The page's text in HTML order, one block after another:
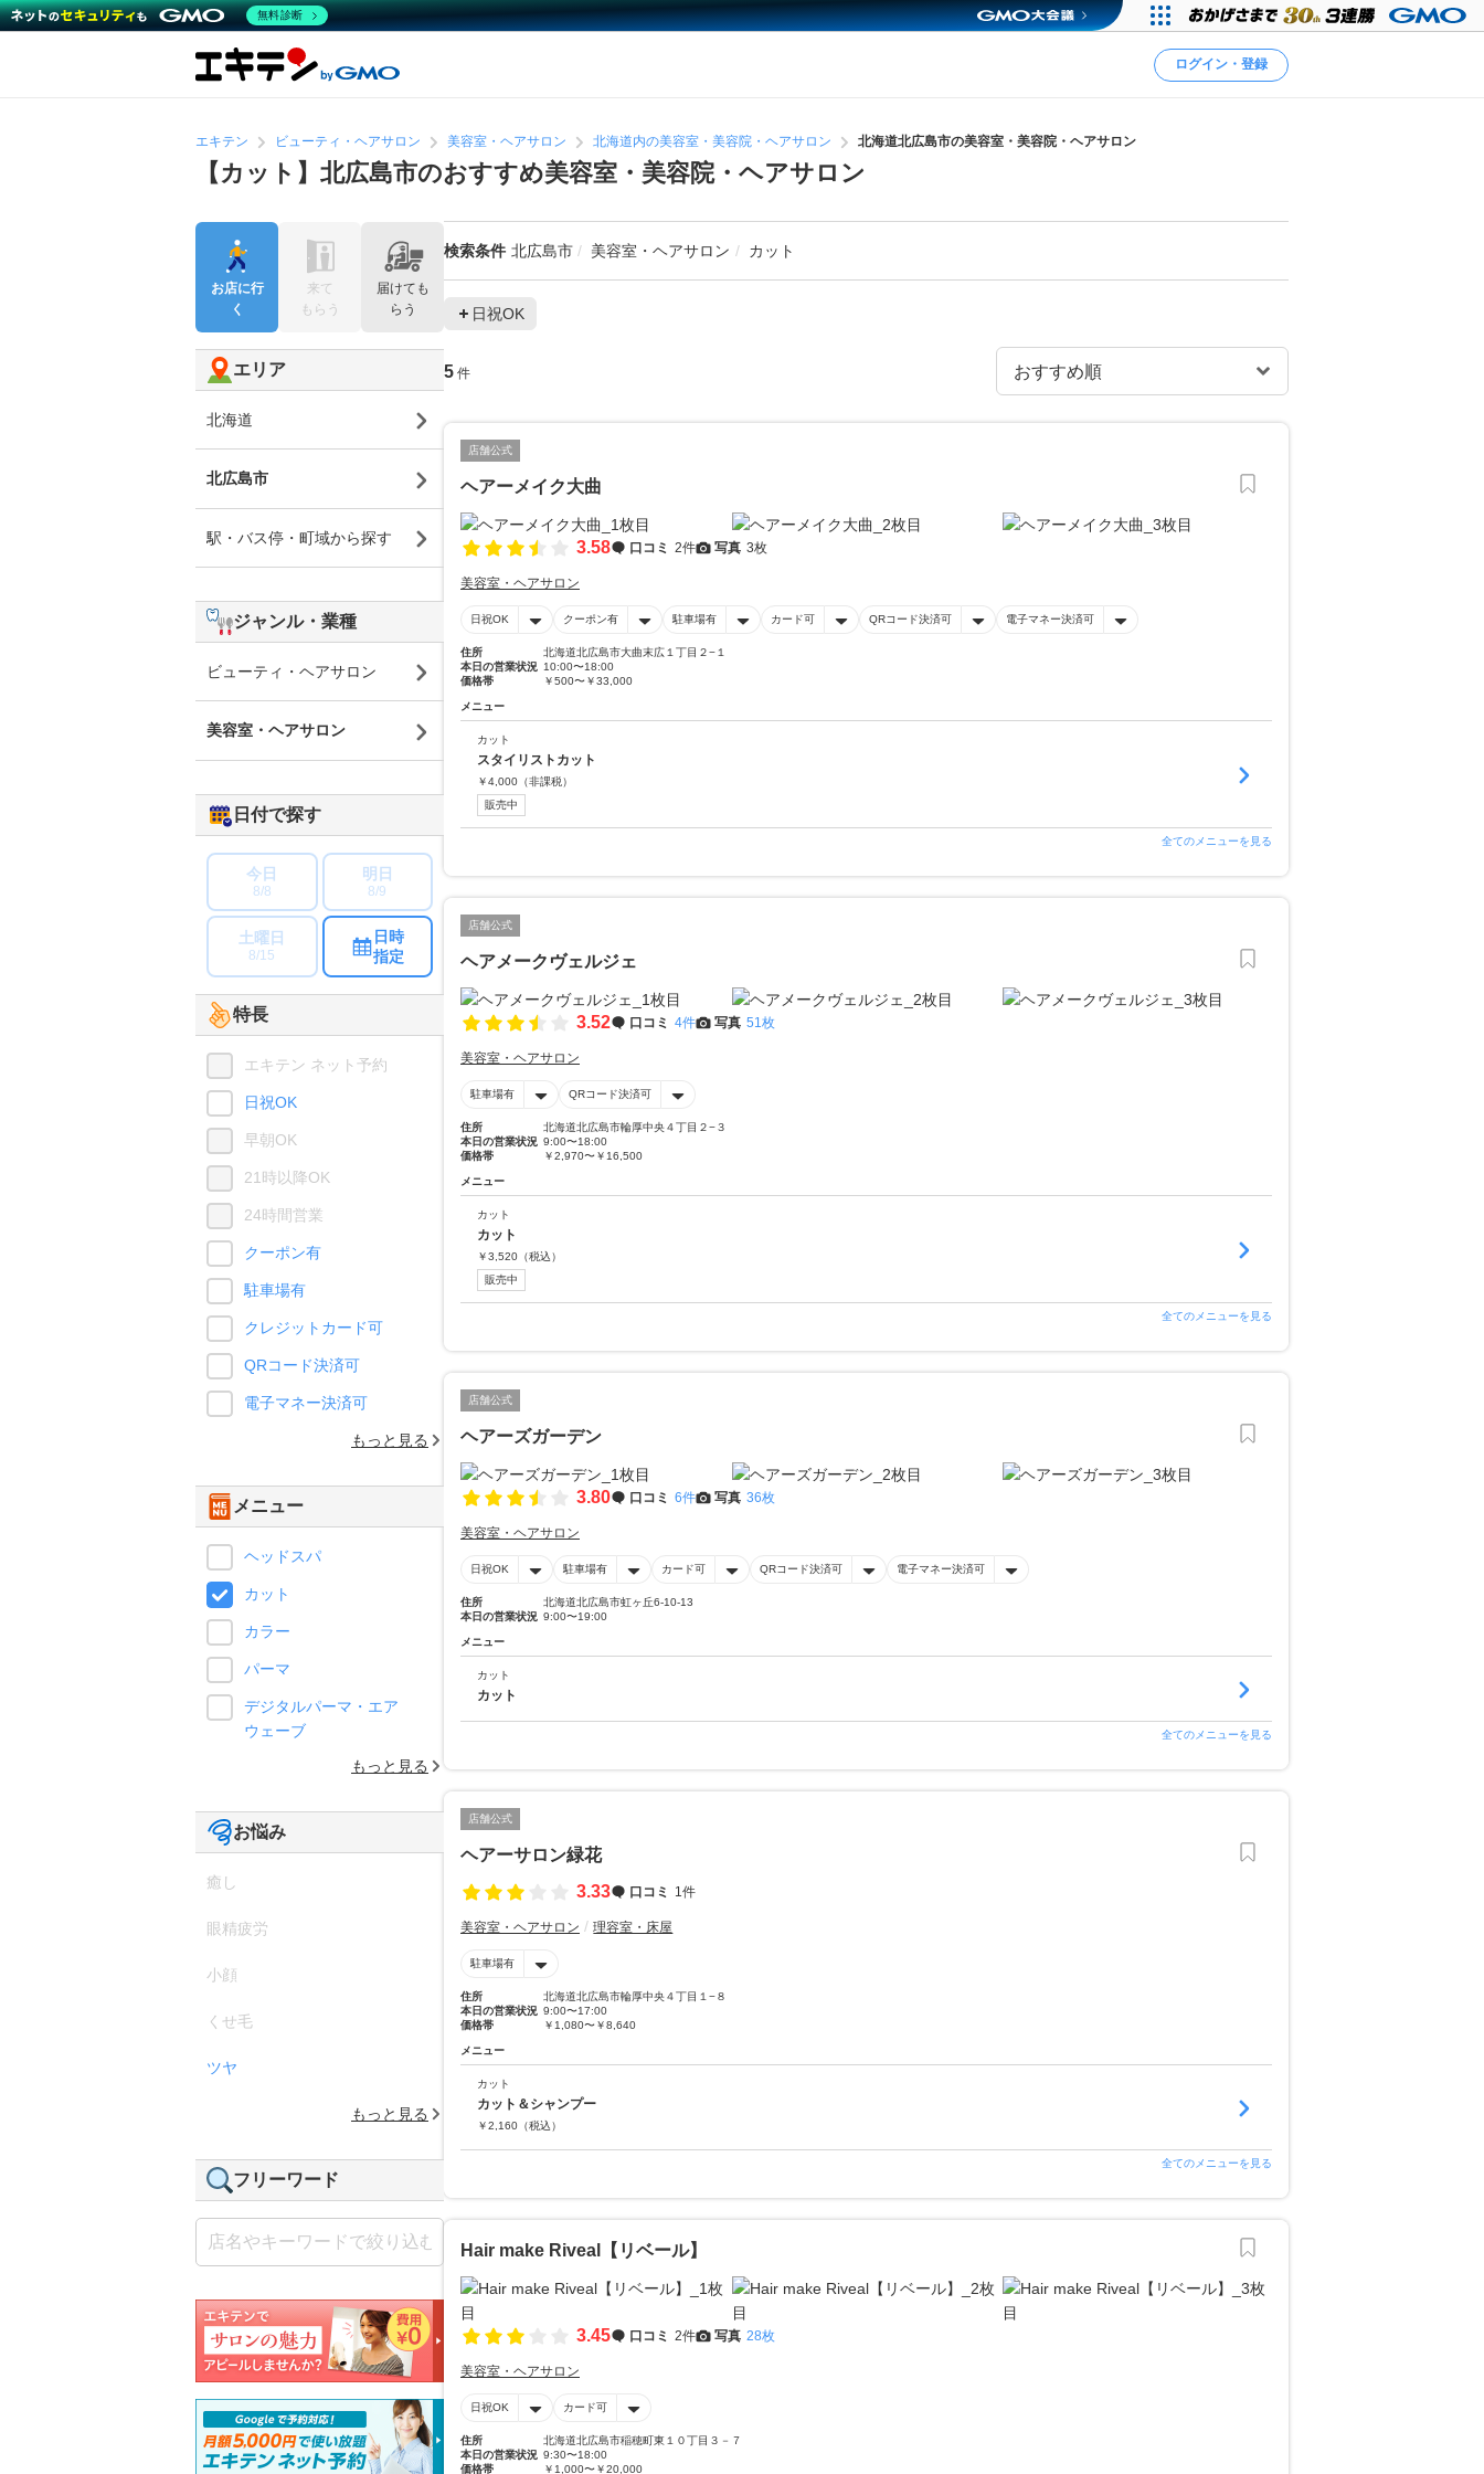
ログイン・登録
エキテン ビューティ・ヘアサロン 美容室・ヘアサロン 北海道内の美容室・美容院・ヘアサロン 北海道北広島市の美容室・美容院・ヘアサロン
【カット】北広島市のおすすめ美容室・美容院・ヘアサロン
検索条件 北広島市 美容室・ヘアサロン カット
日祝OK
5 件
店舗公式
ヘアーメイク大曲
3.58 口コミ 2件 写真 3枚
美容室・ヘアサロン
日祝OK クーポン有 駐車場有 カード可 QRコード決済可 電子マネー決済可
住所
北海道北広島市大曲末広１丁目２−１
本日の営業状況 10:00〜18:00
価格帯
￥500〜￥33,000
メニュー
カット
スタイリストカット
￥4,000 （非課税）
販売中
全てのメニューを見る
店舗公式
ヘアメークヴェルジェ
3.52 口コミ 4件 写真 51枚
美容室・ヘアサロン
駐車場有 QRコード決済可
住所
北海道北広島市輪厚中央４丁目２−３
本日の営業状況 9:00〜18:00
価格帯
￥2,970〜￥16,500
メニュー
カット
カット
￥3,520 （税込）
販売中
全てのメニューを見る
店舗公式
ヘアーズガーデン
3.80 口コミ 6件 写真 36枚
美容室・ヘアサロン
日祝OK 駐車場有 カード可 QRコード決済可 電子マネー決済可
住所
北海道北広島市虹ヶ丘6-10-13
本日の営業状況 9:00〜19:00
メニュー
カット
カット
全てのメニューを見る
店舗公式
ヘアーサロン緑花
3.33
口コミ 1件
美容室・ヘアサロン 理容室・床屋
駐車場有
住所
北海道北広島市輪厚中央４丁目１−８
本日の営業状況 9:00〜17:00
価格帯
￥1,080〜￥8,640
メニュー
カット
カット＆シャンプー
￥2,160 （税込）
全てのメニューを見る
Hair make Riveal【リベール】
3.45 口コミ 2件 写真 28枚
美容室・ヘアサロン
日祝OK カード可
住所
北海道北広島市稲穂町東１０丁目３－７
本日の営業状況 9:30〜18:00
価格帯
￥1,000〜￥20,000
お店に行
く
来て
もらう
届けても
らう
エリア
北海道
北広島市
駅・バス停・町域から探す
ジャンル・業種
ビューティ・ヘアサロン
美容室・ヘアサロン
日付で探す
今日
8/8
明日
8/9
土曜日
8/15
日時
指定
特長
エキテン ネット予約
日祝OK
早朝OK
21時以降OK
24時間営業
クーポン有
駐車場有
クレジットカード可
QRコード決済可
電子マネー決済可
もっと見る
メニュー
ヘッドスパ
カット
カラー
パーマ
デジタルパーマ・エア
ウェーブ
もっと見る
お悩み
癒し
眼精疲労
小顔
くせ毛
ツヤ
もっと見る
フリーワード
無料診断